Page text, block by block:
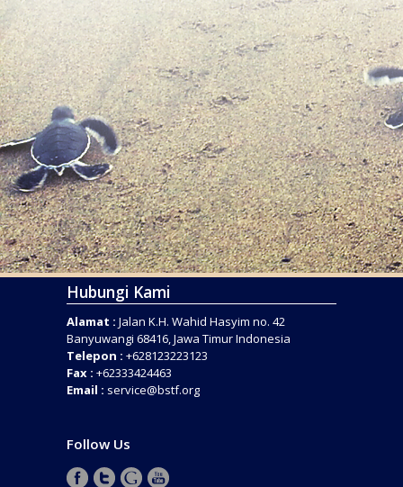
Hubungi Kami
Alamat : Jalan K.H. Wahid Hasyim no. 42
Banyuwangi 68416, Jawa Timur Indonesia
Telepon : +628123223123
Fax : +62333424463
Email : service@bstf.org
Follow Us